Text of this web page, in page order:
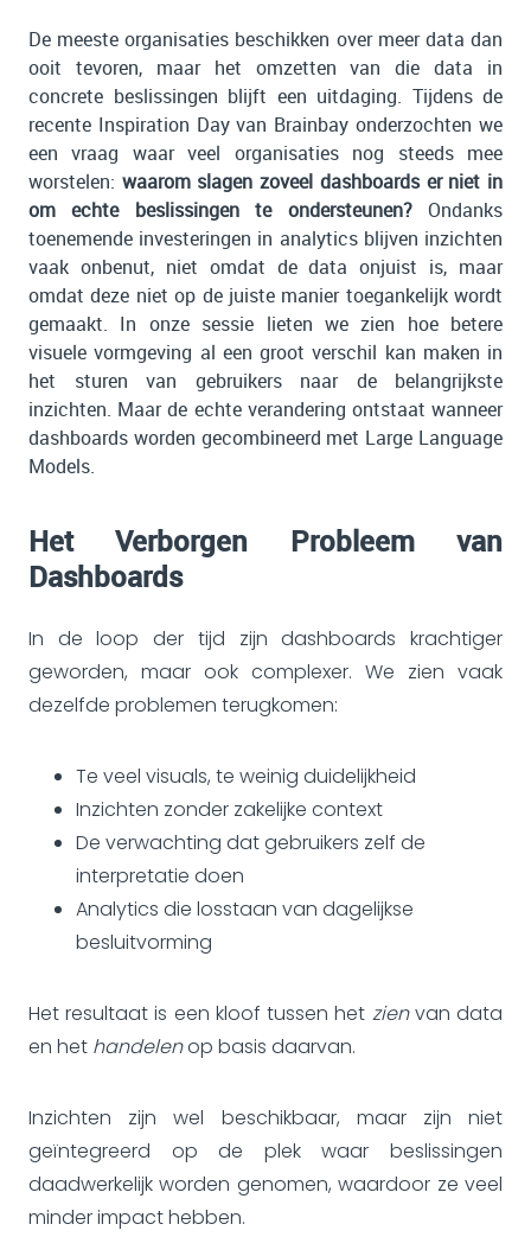
De meeste organisaties beschikken over meer data dan
ooit tevoren, maar het omzetten van die data in
concrete beslissingen blijft een uitdaging. Tijdens de
recente Inspiration Day van Brainbay onderzochten we
een vraag waar veel organisaties nog steeds mee
worstelen: waarom slagen zoveel dashboards er niet in
om echte beslissingen te ondersteunen?Ondanks
toenemende investeringen in analytics blijven inzichten
vaak onbenut, niet omdat de data onjuist is, maar
omdat deze niet op de juiste manier toegankelijk wordt
gemaakt. In onze sessie lieten we zien hoe betere
visuele vormgeving al een groot verschil kan maken in
het sturen van gebruikers naar de belangrijkste
inzichten. Maar de echte verandering ontstaat wanneer
dashboards worden gecombineerd met Large Language
Models.
Het Verborgen Probleem van
Dashboards
In de loop der tijd zijn dashboards krachtiger
geworden, maar ook complexer. We zien vaak
dezelfde problemen terugkomen:
Te veel visuals, te weinig duidelijkheid
Inzichten zonder zakelijke context
De verwachting dat gebruikers zelf de
interpretatie doen
Analytics die losstaan van dagelijkse
besluitvorming
Het resultaat is een kloof tussen het zienvan data
en het handelenop basis daarvan.
Inzichten zijn wel beschikbaar, maar zijn niet
geïntegreerd op de plek waar beslissingen
daadwerkelijk worden genomen, waardoor ze veel
minder impact hebben.